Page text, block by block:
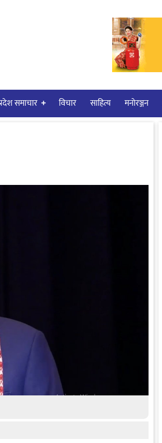
समाचार विचार साहित्य मनाेरञ्जन